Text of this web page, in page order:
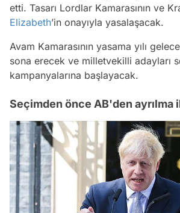
etti. Tasarı Lordlar Kamarasının ve
Elizabeth’in onayıyla yasalaşacak.
Avam Kamarasının yasama yılı
sona erecek ve milletvekilli adayları
kampanyalarına başlayacak.
Seçimden önce AB'den ayrılma